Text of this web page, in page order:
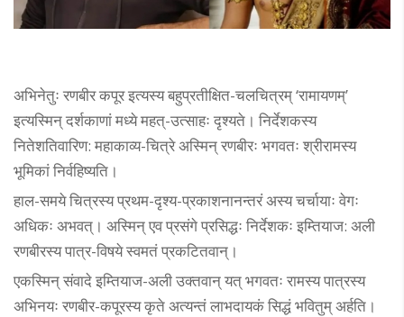
अभिनेतुः रणबीर कपूर इत्यस्य बहुप्रतीक्षित-चलचित्रम् ‘रामायणम्’
इत्यस्मिन् दर्शकाणां मध्ये महत्-उत्साहः दृश्यते। निर्देशकस्य
नितेशतिवारिण: महाकाव्य-चित्रे अस्मिन् रणबीरः भगवतः श्रीरामस्य
भूमिकां निर्वहिष्यति।
हाल-समये चित्रस्य प्रथम-दृश्य-प्रकाशनानन्तरं अस्य चर्चायाः वेगः
अधिकः अभवत्। अस्मिन् एव प्रसंगे प्रसिद्धः निर्देशकः इम्तियाज: अली
रणबीरस्य पात्र-विषये स्वमतं प्रकटितवान्।
एकस्मिन् संवादे इम्तियाज-अली उक्तवान् यत् भगवतः रामस्य पात्रस्य
अभिनयः रणबीर-कपूरस्य कृते अत्यन्तं लाभदायकं सिद्धं भवितुम् अर्हति।